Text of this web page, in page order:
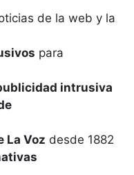
de la web y la
para
intrusiva
La Voz desde 1882